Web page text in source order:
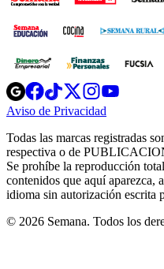
Opens
in
new
Opens
in
new
Opens
in
new
window
Opens
new
windowwindow
Aviso de Privacidad
new
window
Todas las marcas registradas
respectiva o de
Se prohíbe la reproducción
contenidos que aquí aparezca,
idioma sin autorización escrita
© 2026 Semana. Todos los